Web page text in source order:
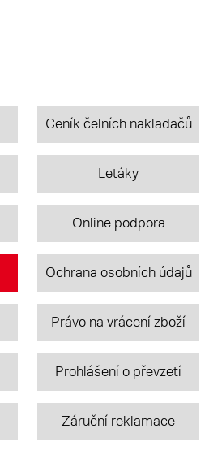
Ceník čelních nakladačů
Letáky
Online podpora
Ochrana osobních údajů
Právo na vrácení zboží
Prohlášení o převzetí
Záruční reklamace